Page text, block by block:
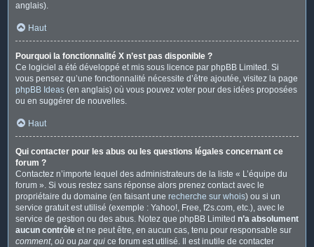
anglais).
Haut
Pourquoi la fonctionnalité X n’est pas disponible ?
Ce logiciel a été développé et mis sous licence par phpBB Limited. Si
vous pensez qu’une fonctionnalité nécessite d’être ajoutée, visitez la page
phpBB Ideas (en anglais) où vous pouvez voter pour des idées proposées
ou en suggérer de nouvelles.
Haut
Qui contacter pour les abus ou les questions légales concernant ce
forum ?
Contactez n’importe lequel des administrateurs de la liste « L’équipe du
forum ». Si vous restez sans réponse alors prenez contact avec le
propriétaire du domaine (en faisant une recherche sur whois) ou si un
service gratuit est utilisé (exemple : Yahoo!, Free, f2s.com, etc.), avec le
service de gestion ou des abus. Notez que phpBB Limited n’a absolument
aucun contrôle et ne peut être, en aucun cas, tenu pour responsable sur
comment, où ou par qui ce forum est utilisé. Il est inutile de contacter